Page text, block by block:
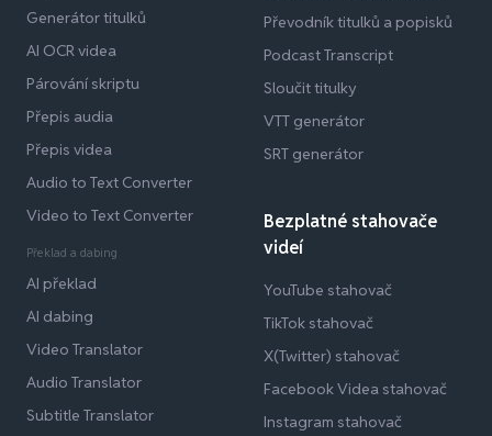
Generátor titulků
AI OCR videa
Párování skriptu
Přepis audia
Přepis videa
Audio to Text Converter
Video to Text Converter
Překlad a dabing
AI překlad
AI dabing
Video Translator
Audio Translator
Subtitle Translator
Převodník titulků a popisků
Podcast Transcript
Sloučit titulky
VTT generátor
SRT generátor
Bezplatné stahovače
videí
YouTube stahovač
TikTok stahovač
X(Twitter) stahovač
Facebook Videa stahovač
Instagram stahovač